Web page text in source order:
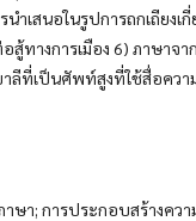
นำเสนอในรูปการถกเถียง
สู้ทางการเมือง 6) ภาษาจา
ลีที่เป็นศัพท์สูงที่ใช้สื่อควา
าษา; การประกอบสร้างค